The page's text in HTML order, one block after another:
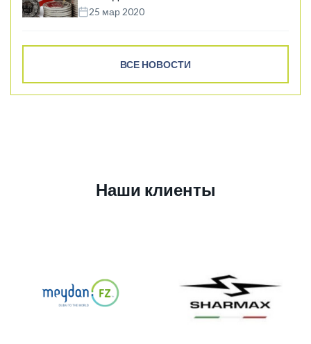
25 мар 2020
ВСЕ НОВОСТИ
Наши клиенты